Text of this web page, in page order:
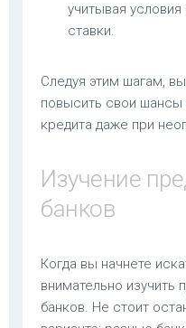
учитывая
ставки.
Следуя этим шагам,
повысить свои шансы
кредита даже при
Изучение
банков
Когда вы начнете
внимательно изучить
банков. Не стоит